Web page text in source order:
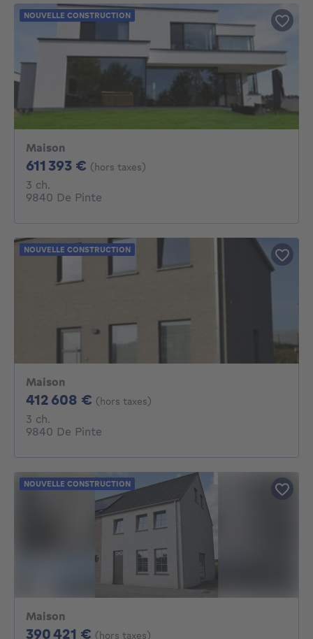
Maison
611 393 € 611393€
(hors taxes)
3 ch.
9840 De Pinte
NOUVELLE CONSTRUCTION
Maison
412 608 € 412608€
(hors taxes)
3 ch.
9840 De Pinte
NOUVELLE CONSTRUCTION
Maison
390 421 € 390421€
(hors taxes)
NOUVELLE CONSTRUCTION